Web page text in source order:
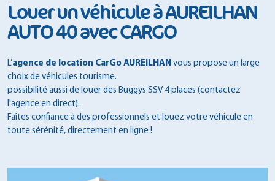
Louer un véhicule à AUREILHAN
AUTO 40 avec CARGO
L’agence de location CarGo AUREILHAN vous propose un large
choix de véhicules tourisme.
possibilité aussi de louer des Buggys SSV 4 places (contactez
l'agence en direct).
Faîtes confiance à des professionnels et louez votre véhicule en
toute sérénité, directement en ligne !